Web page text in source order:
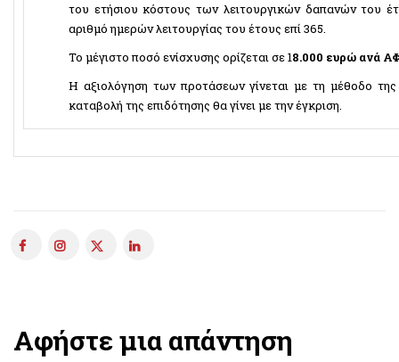
του ετήσιου κόστους των λειτουργικών δαπανών του
αριθμό ημερών λειτουργίας του έτους επί 365.
Το μέγιστο ποσό ενίσχυσης ορίζεται σε 18.000 ευρώ ανά
Η αξιολόγηση των προτάσεων γίνεται με τη μέθοδο της
καταβολή της επιδότησης θα γίνει με την έγκριση.
Αφήστε μια απάντηση